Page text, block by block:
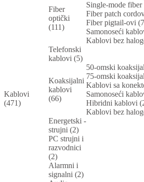
Kablovi
(471)
Fiber
optički
(111)
Single-mode fiber
Fiber patch
Fiber pigtail-ovi
Samonoseći
Kablovi bez
Telefonski
kablovi (5)
Koaksijalni
kablovi
(66)
50-omski
75-omski
Kablovi sa
Samonoseći
Hibridni kablovi
Kablovi bez
Energetski -
strujni (2)
PC strujni i
razvodnici
(2)
Alarmni i
signalni (2)